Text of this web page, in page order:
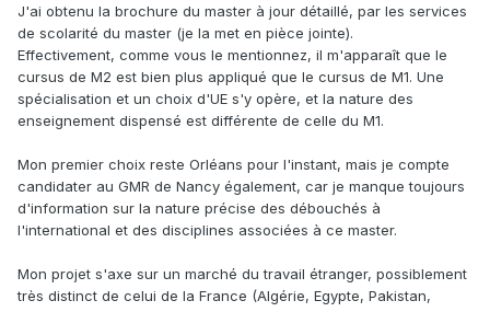
passionnés et encore moins faits pour le métier de
géologue...
Sinon où se trouve le programme actuel du Master Orléans?
J'ai obtenu la brochure du master à jour détaillé, par les services
de scolarité du master (je la met en pièce jointe).
Effectivement, comme vous le mentionnez, il m'apparaît que le
cursus de M2 est bien plus appliqué que le cursus de M1. Une
spécialisation et un choix d'UE s'y opère, et la nature des
enseignement dispensé est différente de celle du M1.
Mon premier choix reste Orléans pour l'instant, mais je compte
candidater au GMR de Nancy également, car je manque toujours
d'information sur la nature précise des débouchés à
l'international et des disciplines associées à ce master.
Mon projet s'axe sur un marché du travail étranger, possiblement
très distinct de celui de la France (Algérie, Egypte, Pakistan,